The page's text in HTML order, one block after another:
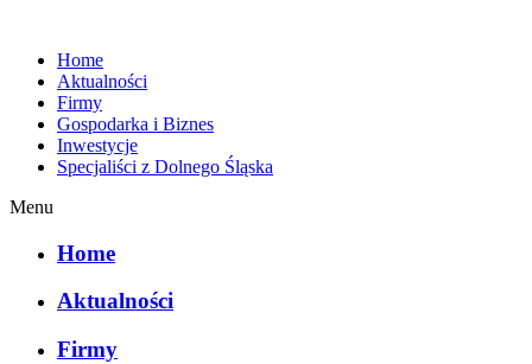
Home
Aktualności
Firmy
Gospodarka i Biznes
Inwestycje
Specjaliści z Dolnego Śląska
Menu
Home
Aktualności
Firmy